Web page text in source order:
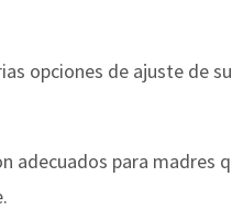
opciones de ajuste de
adecuados para